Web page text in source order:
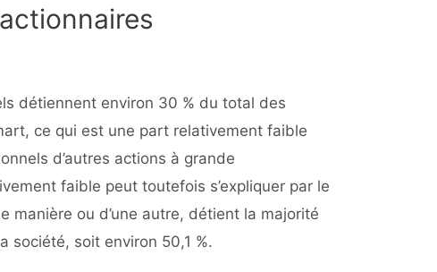
détiennent environ 30 % du total des
ce qui est une part relativement faible
d’autres actions à grande
faible peut toutefois s’expliquer par le
manière ou d’une autre, détient la majorité
société, soit environ 50,1 %.